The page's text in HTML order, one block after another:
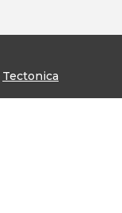
Tectonica